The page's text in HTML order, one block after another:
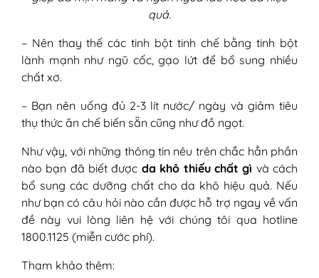
quả.
– Nên thay thế các tinh bột tinh chế bằng tinh bột
lành mạnh như ngũ cốc, gạo lứt để bổ sung nhiều
chất xơ.
– Bạn nên uống đủ 2-3 lít nước/ ngày và giảm tiêu
thụ thức ăn chế biến sẵn cũng như đồ ngọt.
Như vậy, với những thông tin nêu trên chắc hẳn phần
nào bạn đã biết được da khô thiếu chất gì và cách
bổ sung các dưỡng chất cho da khô hiệu quả. Nếu
như bạn có câu hỏi nào cần được hỗ trợ ngay về vấn
đề này vui lòng liên hệ với chúng tôi qua hotline
1800.1125 (miễn cước phí).
Tham khảo thêm: